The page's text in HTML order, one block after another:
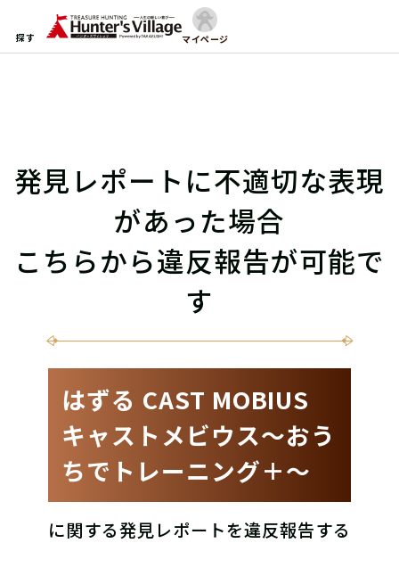
探す マイページ
発見レポートに不適切な表現
があった場合
こちらから違反報告が可能で
す
はずる CAST MOBIUS
キャストメビウス〜おう
ちでトレーニング＋〜
に関する発見レポートを違反報告する